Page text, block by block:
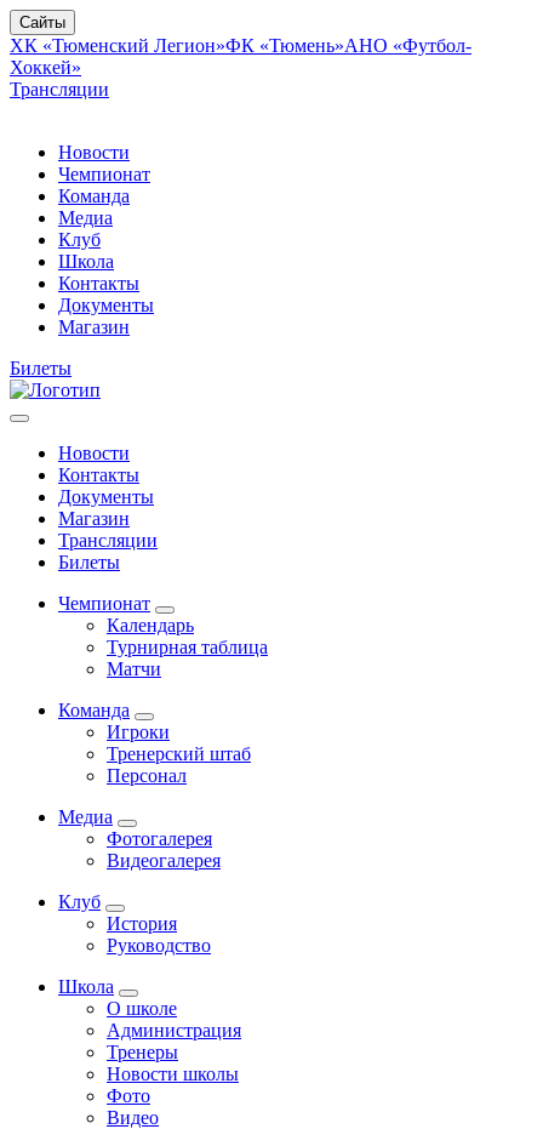
Сайты
ХК «Тюменский Легион»ФК «Тюмень»АНО «Футбол-
Хоккей»
Трансляции
Новости
Чемпионат
Команда
Медиа
Клуб
Школа
Контакты
Документы
Магазин
Билеты
Новости
Контакты
Документы
Магазин
Трансляции
Билеты
Чемпионат
Календарь
Турнирная таблица
Матчи
Команда
Игроки
Тренерский штаб
Персонал
Медиа
Фотогалерея
Видеогалерея
Клуб
История
Руководство
Школа
О школе
Администрация
Тренеры
Новости школы
Фото
Видео